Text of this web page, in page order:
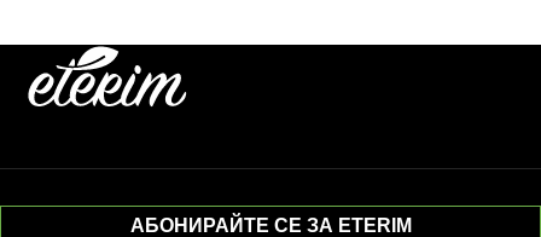
АБОНИРАЙТЕ СЕ ЗА ETERIM